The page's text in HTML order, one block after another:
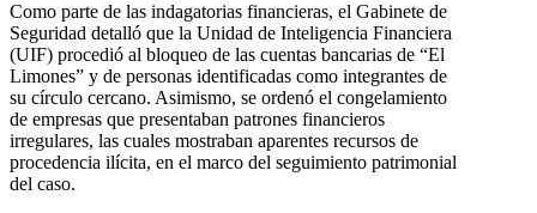
Como parte de las indagatorias financieras, el Gabinete de
Seguridad detalló que la Unidad de Inteligencia Financiera
(UIF) procedió al bloqueo de las cuentas bancarias de “El
Limones” y de personas identificadas como integrantes de
su círculo cercano. Asimismo, se ordenó el congelamiento
de empresas que presentaban patrones financieros
irregulares, las cuales mostraban aparentes recursos de
procedencia ilícita, en el marco del seguimiento patrimonial
del caso.